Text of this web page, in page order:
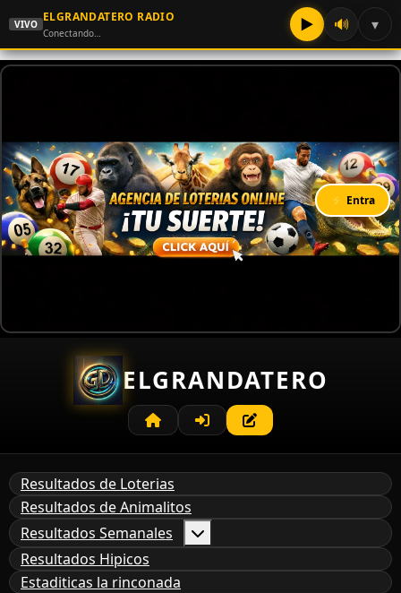
VIVO
ELGRANDATERO RADIO
Conectando… ▶ 🔊 ▾
⚡ Entra
ELGRANDATERO
Resultados de Loterias
Resultados de Animalitos
Resultados Semanales
Resultados Hipicos
Estaditicas la rinconada